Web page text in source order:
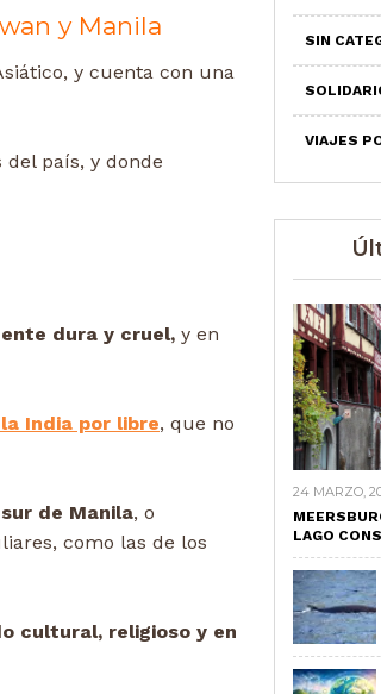
y Manila
y cuenta con una
país, y donde
dura y cruel, y en
India por libre, que no
de Manila, o
como las de los
cultural, religioso y en
SIN
VIAJES
24 MARZO,
LAGO